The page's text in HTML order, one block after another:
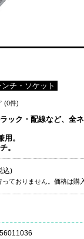
チ・ソケット
(0件)
ク・配線など、全
。
。
込)
ておりません。価格は購